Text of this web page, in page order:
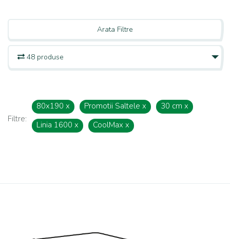
Arata Filtre
48 produse
Filtre:
80x190 x Promotii Saltele x 30 cm x
Linia 1600 x CoolMax x